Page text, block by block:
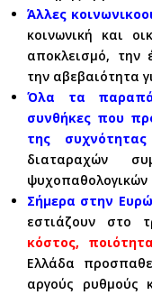
Άλλες
κοινωνική και
αποκλεισμό, την
την αβεβαιότητα
Όλα τα
συνθήκες που
της
διαταραχών
ψυχοπαθολογικών
Σήμερα στην
εστιάζουν στο
κόστος,
Ελλάδα
αργούς ρυθμούς